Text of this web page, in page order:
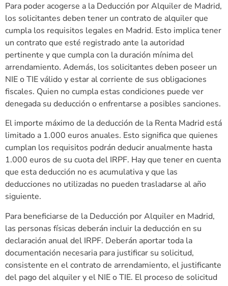
Para poder acogerse a la Deducción por Alquiler de Madrid,
los solicitantes deben tener un contrato de alquiler que
cumpla los requisitos legales en Madrid. Esto implica tener
un contrato que esté registrado ante la autoridad
pertinente y que cumpla con la duración mínima del
arrendamiento. Además, los solicitantes deben poseer un
NIE o TIE válido y estar al corriente de sus obligaciones
fiscales. Quien no cumpla estas condiciones puede ver
denegada su deducción o enfrentarse a posibles sanciones.
El importe máximo de la deducción de la Renta Madrid está
limitado a 1.000 euros anuales. Esto significa que quienes
cumplan los requisitos podrán deducir anualmente hasta
1.000 euros de su cuota del IRPF. Hay que tener en cuenta
que esta deducción no es acumulativa y que las
deducciones no utilizadas no pueden trasladarse al año
siguiente.
Para beneficiarse de la Deducción por Alquiler en Madrid,
las personas físicas deberán incluir la deducción en su
declaración anual del IRPF. Deberán aportar toda la
documentación necesaria para justificar su solicitud,
consistente en el contrato de arrendamiento, el justificante
del pago del alquiler y el NIE o TIE. El proceso de solicitud